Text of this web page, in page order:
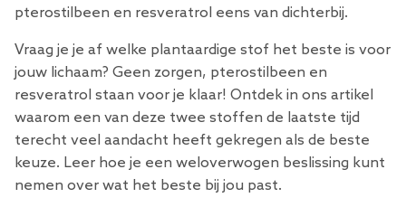
pterostilbeen en resveratrol eens van dichterbij.
Vraag je je af welke plantaardige stof het beste is voor
jouw lichaam? Geen zorgen, pterostilbeen en
resveratrol staan ​​voor je klaar! Ontdek in ons artikel
waarom een ​​van deze twee stoffen de laatste tijd
terecht veel aandacht heeft gekregen als de beste
keuze. Leer hoe je een weloverwogen beslissing kunt
nemen over wat het beste bij jou past.